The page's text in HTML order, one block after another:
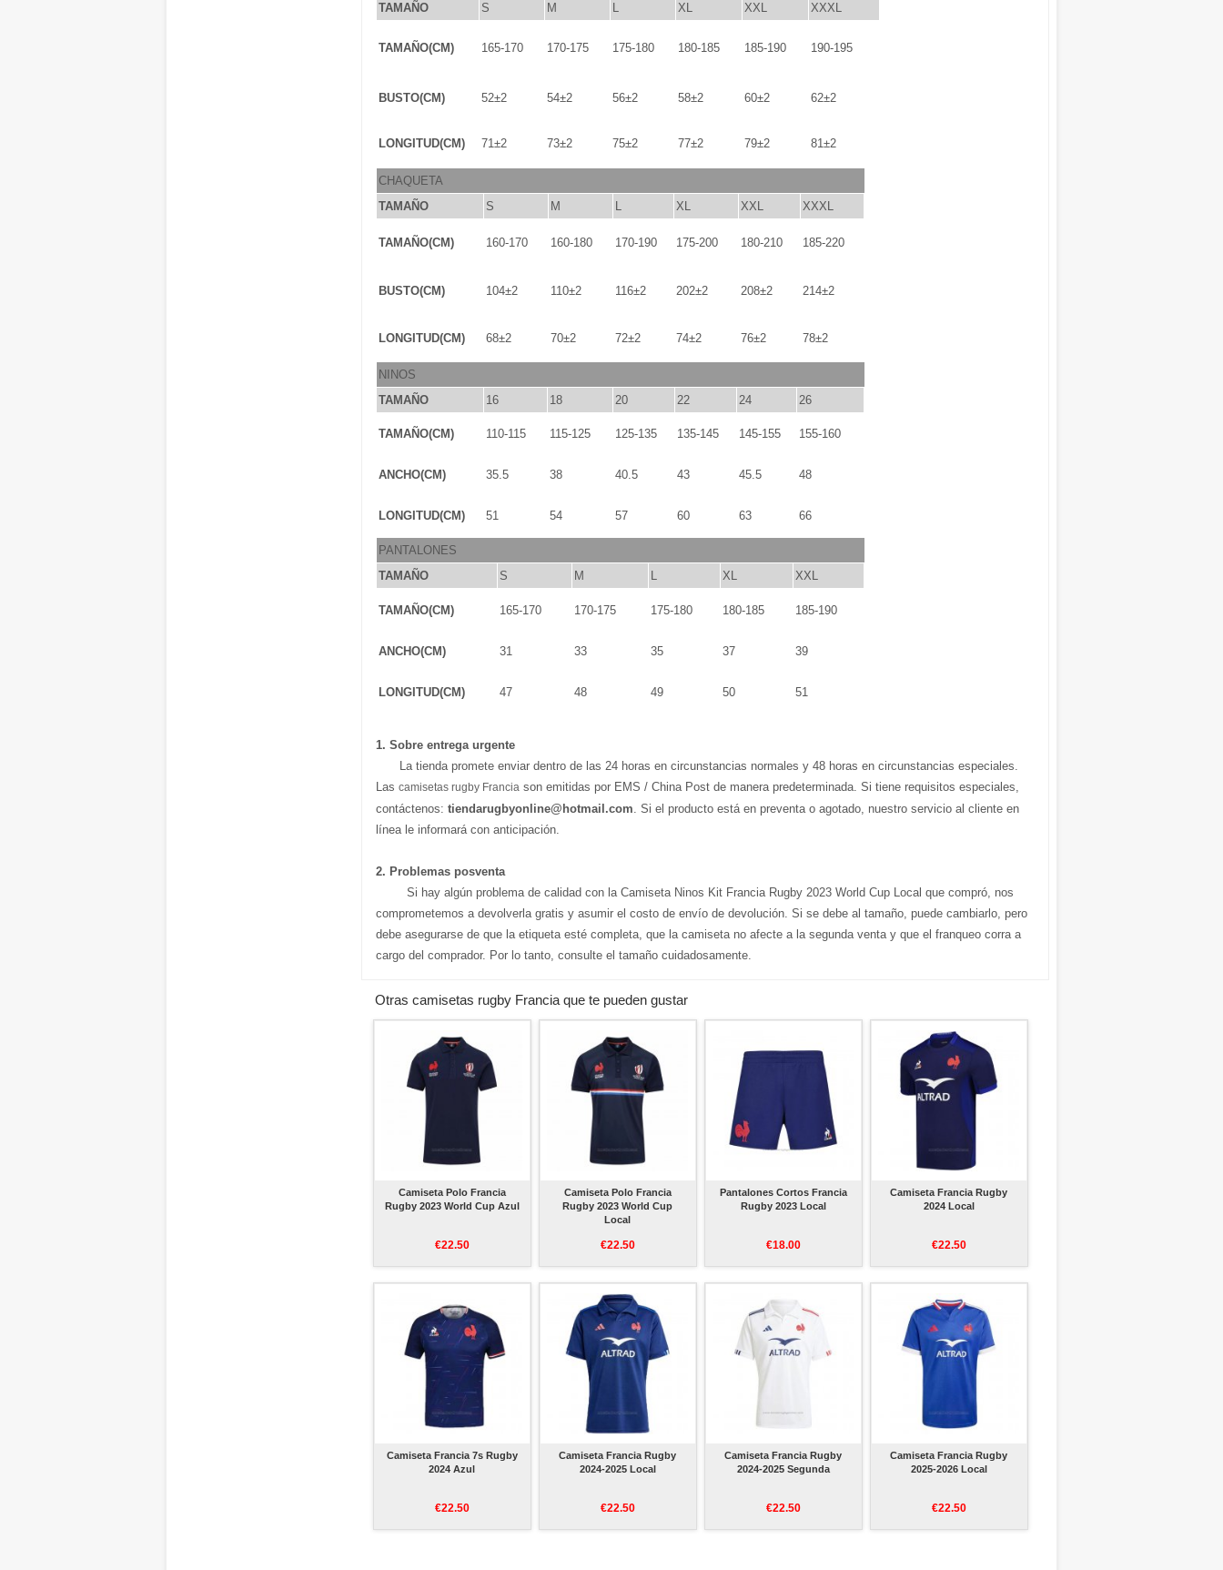
TAMAÑO
S M L XL XXL XXXL
TAMAÑO(CM) 165-170 170-175 175-180 180-185 185-190 190-195
BUSTO(CM) 52±2 54±2 56±2 58±2 60±2 62±2
LONGITUD(CM) 71±2 73±2 75±2 77±2 79±2 81±2
CHAQUETA
TAMAÑO
S M L XL XXL XXXL
TAMAÑO(CM) 160-170 160-180 170-190 175-200 180-210 185-220
BUSTO(CM) 104±2 110±2 116±2 202±2 208±2 214±2
LONGITUD(CM) 68±2 70±2 72±2 74±2 76±2 78±2
NINOS
TAMAÑO
16 18 20 22 24 26
TAMAÑO(CM) 110-115 115-125 125-135 135-145 145-155 155-160
ANCHO(CM) 35.5 38 40.5 43 45.5 48
LONGITUD(CM) 51 54 57 60 63 66
PANTALONES
TAMAÑO
S M L XL XXL
TAMAÑO(CM) 165-170 170-175 175-180 180-185 185-190
ANCHO(CM) 31 33 35 37 39
LONGITUD(CM) 47 48 49 50 51
1. Sobre entrega urgente
La tienda promete enviar dentro de las 24 horas en circunstancias normales y 48 horas en circunstancias especiales.
Las camisetas rugby Francia son emitidas por EMS / China Post de manera predeterminada. Si tiene requisitos especiales,
contáctenos: tiendarugbyonline@hotmail.com. Si el producto está en preventa o agotado, nuestro servicio al cliente en
línea le informará con anticipación.
2. Problemas posventa
Si hay algún problema de calidad con la Camiseta Ninos Kit Francia Rugby 2023 World Cup Local que compró, nos
comprometemos a devolverla gratis y asumir el costo de envío de devolución. Si se debe al tamaño, puede cambiarlo, pero
debe asegurarse de que la etiqueta esté completa, que la camiseta no afecte a la segunda venta y que el franqueo corra a
cargo del comprador. Por lo tanto, consulte el tamaño cuidadosamente.
Otras camisetas rugby Francia que te pueden gustar
Camiseta Polo Francia
Rugby 2023 World Cup Azul
€22.50
Camiseta Polo Francia
Rugby 2023 World Cup
Local
€22.50
Pantalones Cortos Francia
Rugby 2023 Local
€18.00
Camiseta Francia Rugby
2024 Local
€22.50
Camiseta Francia 7s Rugby
2024 Azul
€22.50
Camiseta Francia Rugby
2024-2025 Local
€22.50
Camiseta Francia Rugby
2024-2025 Segunda
€22.50
Camiseta Francia Rugby
2025-2026 Local
€22.50